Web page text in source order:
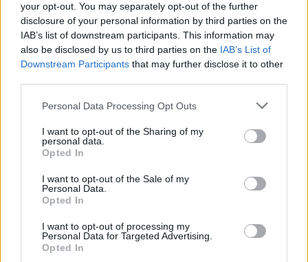
your opt-out. You may separately opt-out of the further
disclosure of your personal information by third parties on the
IAB’s list of downstream participants. This information may
also be disclosed by us to third parties on the IAB’s List of
Downstream Participants that may further disclose it to other
Personal Data Processing Opt Outs
I want to opt-out of the Sharing of my
personal data.
Opted In
I want to opt-out of the Sale of my
Personal Data.
Opted In
I want to opt-out of processing my
Personal Data for Targeted Advertising.
Opted In
R
I C E V A
A
A
V
C
V E R A
R
I
I
E
C
R E A V I
La risposta a questo puzzle è:
V R E
R
A
A R I
E